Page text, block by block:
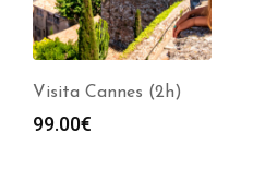
Visita Cannes (2h)
99.00€